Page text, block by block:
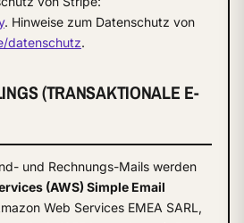
. Hinweise zum Datenschutz von
datenschutz.
(TRANSAKTIONALE E-
und Rechnungs-Mails werden
(AWS) Simple Email
Web Services EMEA SARL,